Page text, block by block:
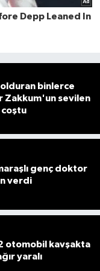
binlerce
Zakkum'un sevilen
coştu
genç doktor
verdi
otomobil kavşakta
yaralı